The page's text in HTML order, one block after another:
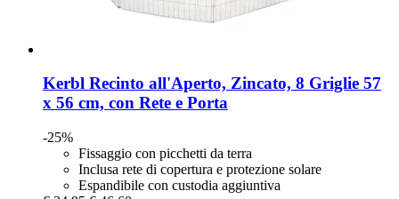
Kerbl Recinto all'Aperto, Zincato, 8 Griglie 57
x 56 cm, con Rete e Porta
-25%
Fissaggio con picchetti da terra
Inclusa rete di copertura e protezione solare
Espandibile con custodia aggiuntiva